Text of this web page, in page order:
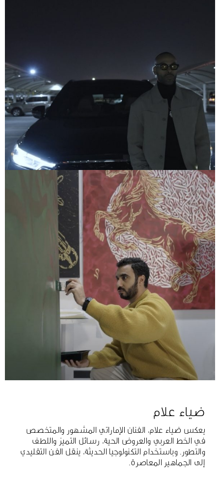
ضياء علام
يعكس ضياء علام، الفنان الإماراتي المشهور والمتخصص
في الخط العربي والعروض الحية، رسائل التميز واللطف
والتطور. وباستخدام التكنولوجيا الحديثة، ينقل الفن التقليدي
إلى الجماهير المعاصرة.